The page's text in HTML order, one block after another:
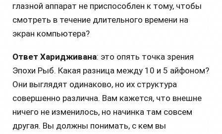
глазной аппарат не приспособлен к тому, чтобы
смотреть в течение длительного времени на
экран компьютера?
Ответ Харидживана: это опять точка зрения
Эпохи Рыб. Какая разница между 10 и 5 айфоном?
Они выглядят одинаково, но их структура
совершенно различна. Вам кажется, что внешне
ничего не изменилось, но начинка там совсем
другая. Вы должны понимать, с кем вы